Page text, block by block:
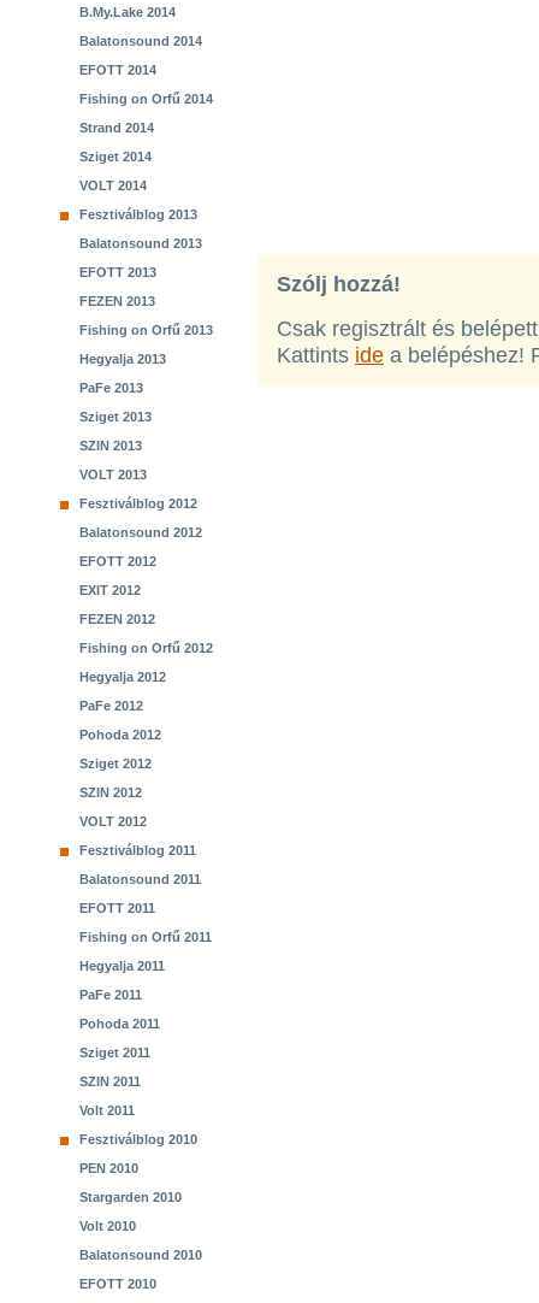
B.My.Lake 2014
Balatonsound 2014
EFOTT 2014
Fishing on Orfű 2014
Strand 2014
Sziget 2014
VOLT 2014
Fesztiválblog 2013
Balatonsound 2013
EFOTT 2013
FEZEN 2013
Fishing on Orfű 2013
Hegyalja 2013
PaFe 2013
Sziget 2013
SZIN 2013
VOLT 2013
Fesztiválblog 2012
Balatonsound 2012
EFOTT 2012
EXIT 2012
FEZEN 2012
Fishing on Orfű 2012
Hegyalja 2012
PaFe 2012
Pohoda 2012
Sziget 2012
SZIN 2012
VOLT 2012
Fesztiválblog 2011
Balatonsound 2011
EFOTT 2011
Fishing on Orfű 2011
Hegyalja 2011
PaFe 2011
Pohoda 2011
Sziget 2011
SZIN 2011
Volt 2011
Fesztiválblog 2010
PEN 2010
Stargarden 2010
Volt 2010
Balatonsound 2010
EFOTT 2010
Szólj hozzá!
Csak regisztrált és
Kattints ide a belépéshez!